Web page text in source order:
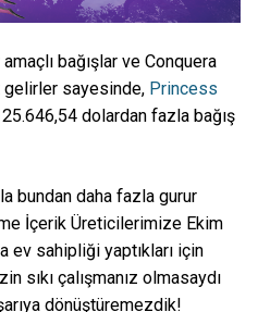
amaçlı bağışlar ve Conquera
gelirler sayesinde, Princess
dolardan fazla bağış
bundan daha fazla gurur
İçerik Üreticilerimize Ekim
ev sahipliği yaptıkları için
sıkı çalışmanız olmasaydı
dönüştüremezdik!